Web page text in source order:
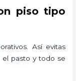
piso tipo
Así evitas
pasto y todo se